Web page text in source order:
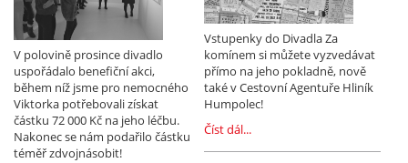
V polovině prosince divadlo
uspořádalo benefiční akci,
během níž jsme pro nemocného
Viktorka potřebovali získat
částku 72 000 Kč na jeho léčbu.
Nakonec se nám podařilo částku
téměř zdvojnásobit!
Vstupenky do Divadla Za
komínem si můžete vyzvedávat
přímo na jeho pokladně, nově
také v Cestovní Agentuře Hliník
Humpolec!
Číst dál...